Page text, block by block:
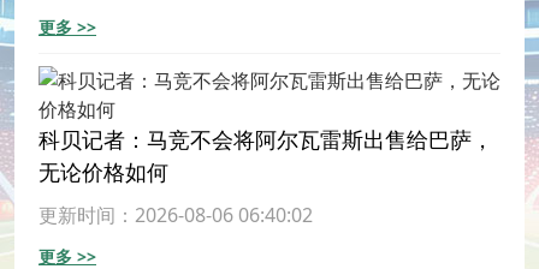
更多 >>
科贝记者：马竞不会将阿尔瓦雷斯出售给巴萨，
无论价格如何
更新时间：2026-08-06 06:40:02
更多 >>